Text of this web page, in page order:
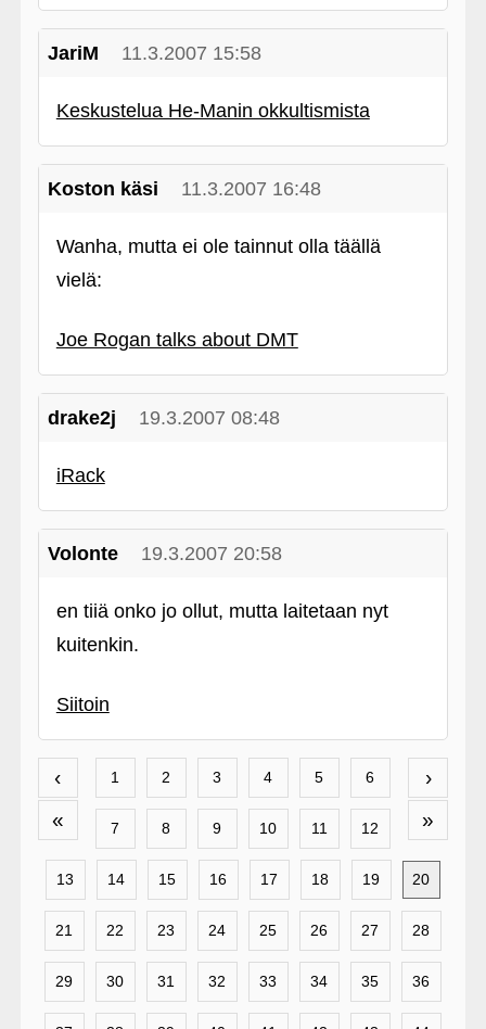
JariM 11.3.2007 15:58
Keskustelua He-Manin okkultismista
Koston käsi 11.3.2007 16:48
Wanha, mutta ei ole tainnut olla täällä
vielä:
Joe Rogan talks about DMT
drake2j 19.3.2007 08:48
iRack
Volonte 19.3.2007 20:58
en tiiä onko jo ollut, mutta laitetaan nyt
kuitenkin.
Siitoin
‹
«
›
»
1 2 3 4 5 6
7 8 9 10 11 12
13 14 15 16 17 18 19 20
21 22 23 24 25 26 27 28
29 30 31 32 33 34 35 36